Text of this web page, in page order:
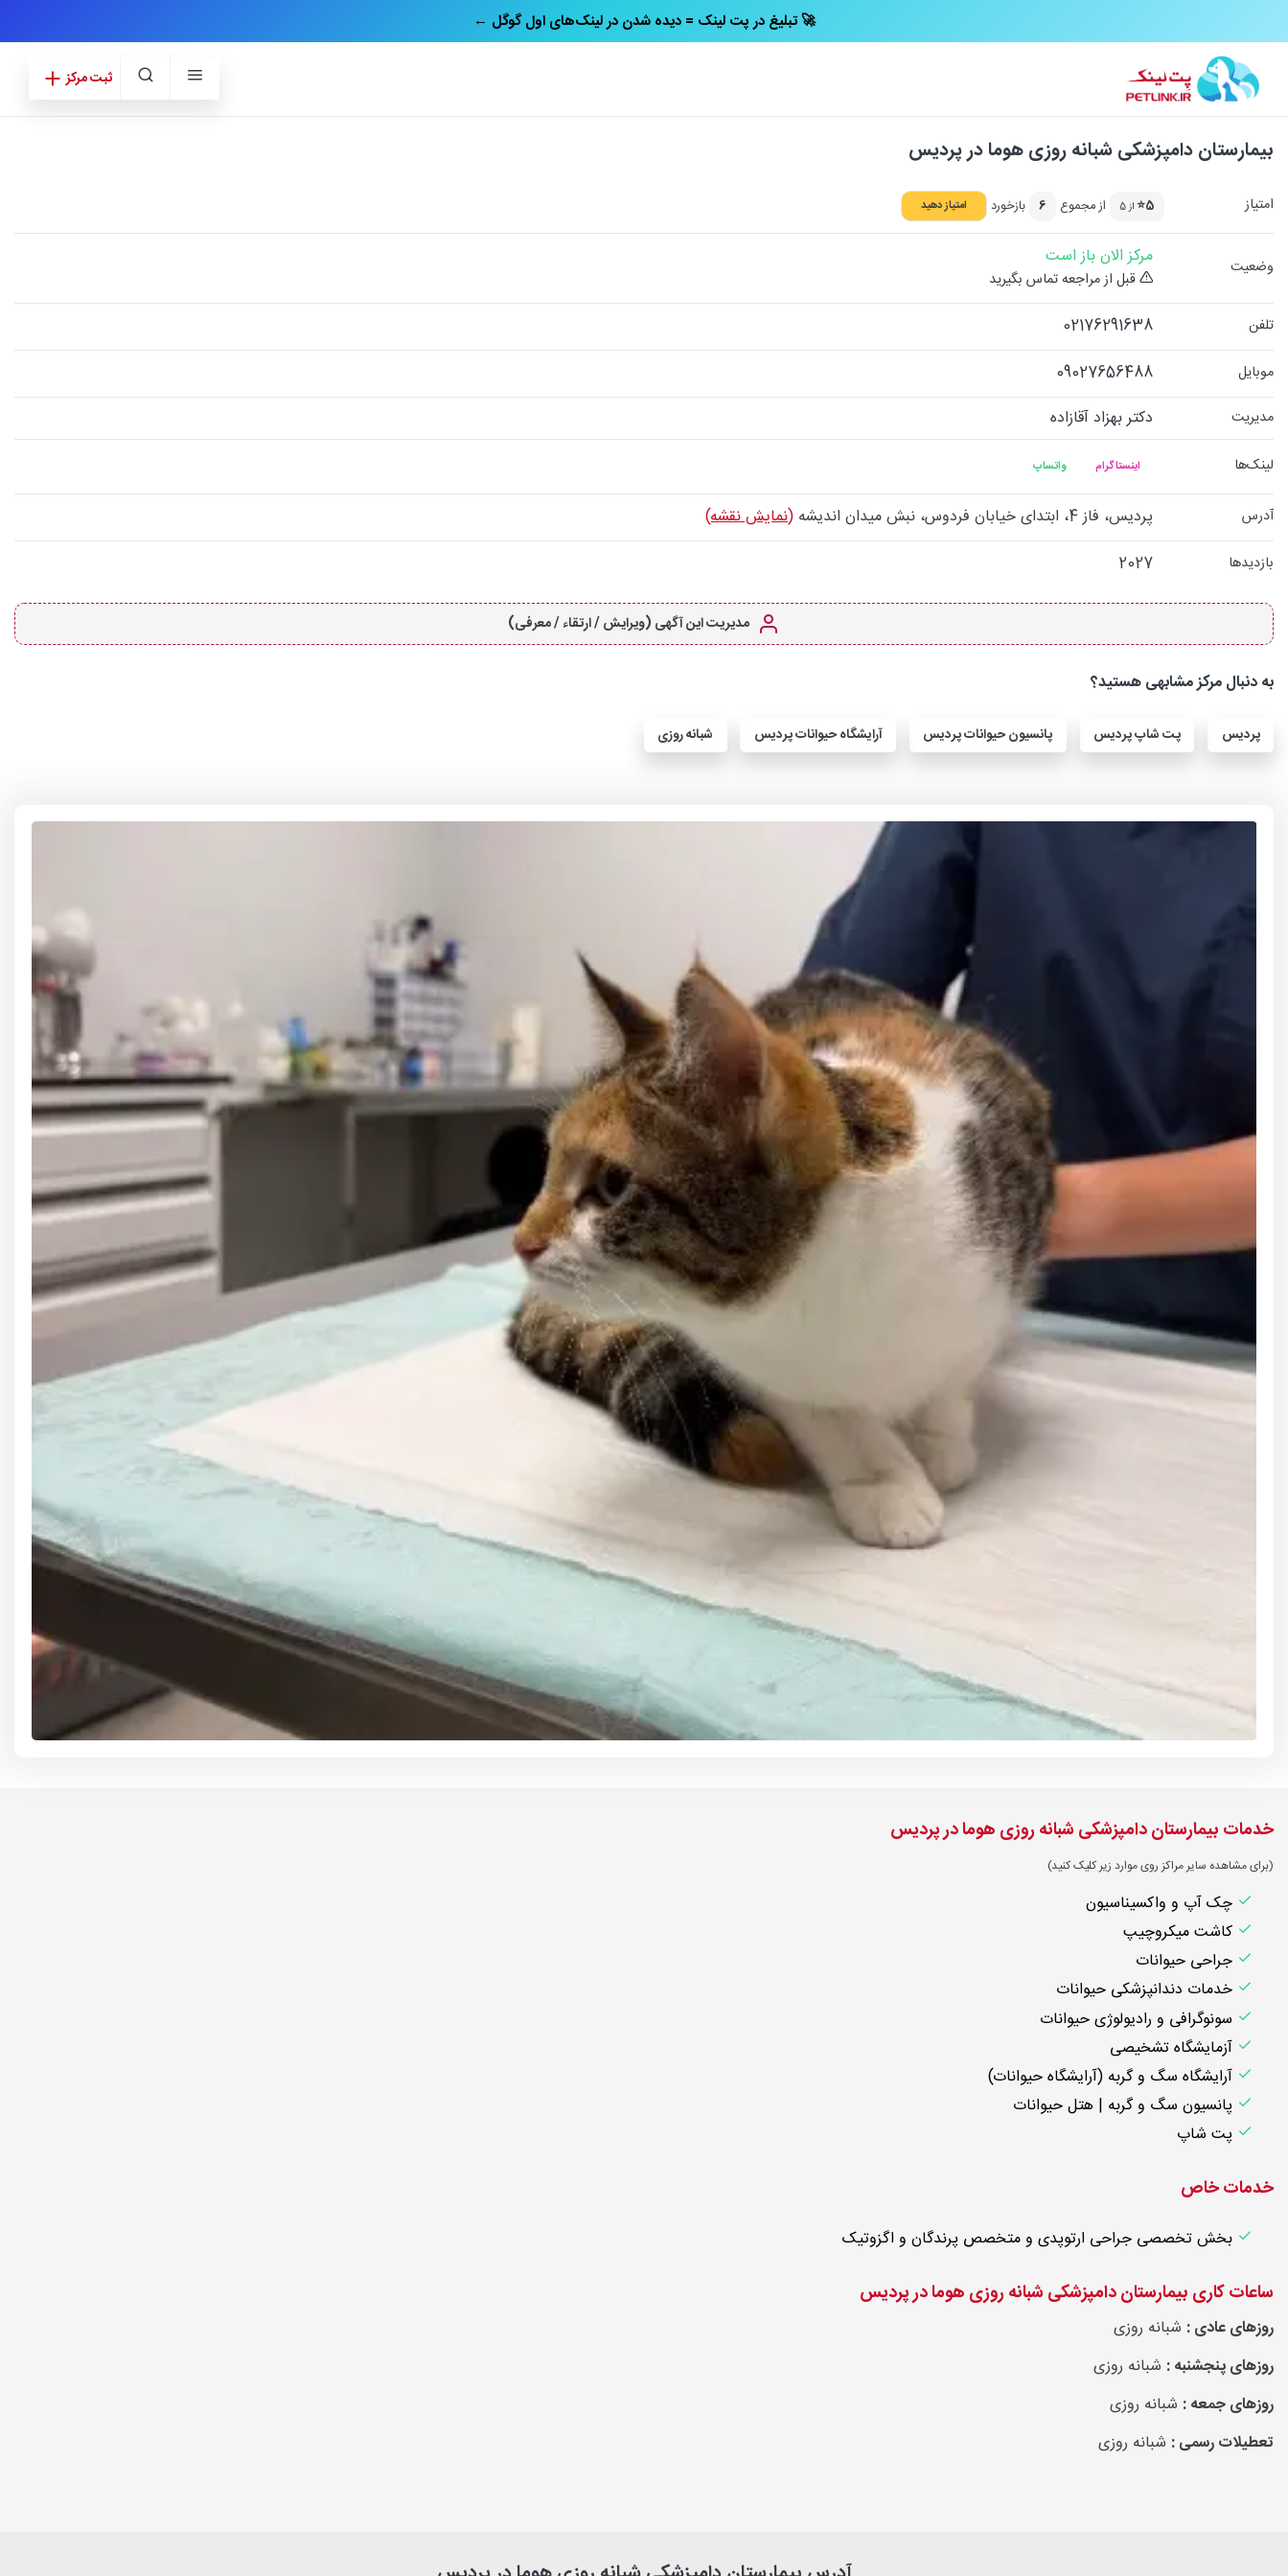
← تبلیغ در پت‌ لینک = دیده شدن در لینک‌های اول گوگل 🚀
ثبت مرکز
بیمارستان دامپزشکی شبانه روزی هوما در پردیس
امتیاز 5⭐ از 5 از مجموع 6 بازخورد امتیاز دهید
وضعیت مرکز الان باز است
قبل از مراجعه تماس بگیرید
تلفن
02176291638
موبایل 09027656488
مدیریت دکتر بهزاد آقازاده
لینک‌ها واتساپ اینستاگرام
آدرس پردیس، فاز 4، ابتدای خیابان فردوس، نبش میدان اندیشه (نمایش نقشه)
بازدیدها 2027
مدیریت این آگهی (ویرایش / ارتقاء / معرفی)
به دنبال مرکز مشابهی هستید؟
پردیس پت شاپ پردیس پانسیون حیوانات پردیس آرایشگاه حیوانات پردیس شبانه روزی
خدمات بیمارستان دامپزشکی شبانه روزی هوما در پردیس
(برای مشاهده سایر مراکز روی موارد زیر کلیک کنید)
چک آپ و واکسیناسیون
کاشت میکروچیپ
جراحی حیوانات
خدمات دندانپزشکی حیوانات
سونوگرافی و رادیولوژی حیوانات
آزمایشگاه تشخیصی
آرایشگاه سگ و گربه (آرایشگاه حیوانات)
پانسیون سگ و گربه | هتل حیوانات
پت شاپ
خدمات خاص
بخش تخصصی جراحی ارتوپدی و متخصص پرندگان و اگزوتیک
ساعات کاری بیمارستان دامپزشکی شبانه روزی هوما در پردیس
روزهای عادی : شبانه روزی
روزهای پنجشنبه : شبانه روزی
روزهای جمعه : شبانه روزی
تعطیلات رسمی : شبانه روزی